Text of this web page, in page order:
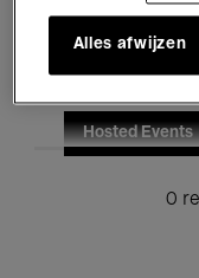
Onderwijs
Hosted Events
0
Alles afwijzen